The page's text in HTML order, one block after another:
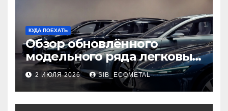
КУДА ПОЕХАТЬ
Обзор обновлённого
модельного ряда легковых
автомобилей 2026 года
2 ИЮЛЯ 2026 SIB_ECOMETAL